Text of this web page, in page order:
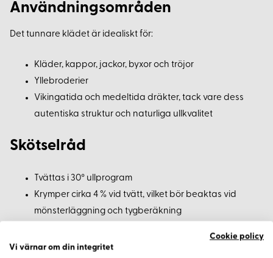
Användningsområden
Det tunnare klädet är idealiskt för:
Kläder, kappor, jackor, byxor och tröjor
Yllebroderier
Vikingatida och medeltida dräkter, tack vare dess
autentiska struktur och naturliga ullkvalitet
Skötselråd
Tvättas i 30° ullprogram
Krymper cirka 4 % vid tvätt, vilket bör beaktas vid
mönsterläggning och tygberäkning
Beställningsinformation
Cookie policy
Vi värnar om din integritet